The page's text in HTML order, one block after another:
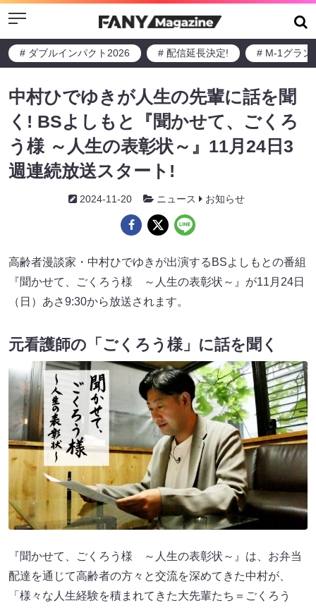
Menu
# ダブルインパクト2026 # 配信延長決定! # M-1グラン
中村ひでゆきが人生の先輩に話を聞
く! BSよしもと『聞かせて、ごくろ
う様 ～人生の表彰状～』11月24日3
週連続放送スタート!
2024-11-20 ニュース お知らせ
高齢者漫談家・中村ひでゆきが出演するBSよしもとの番組
『聞かせて、ごくろう様 ～人生の表彰状～』が11月24日
（日）あさ9:30から放送されます。
元看護師の「ごくろう様」に話を聞く
『聞かせて、ごくろう様 ～人生の表彰状～』は、お弁当
配達を通じて高齢者の方々と交流を深めてきた中村が、
「様々な人生経験を積まれてきた大先輩たち＝ごくろう